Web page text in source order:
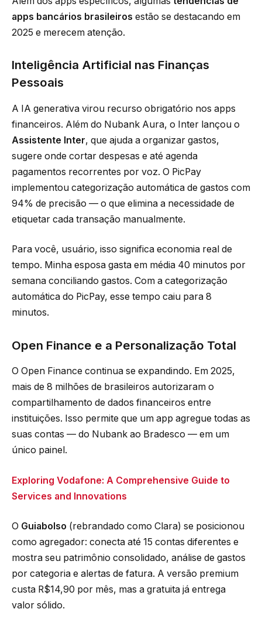
apps bancários brasileiros estão se destacando em
2025 e merecem atenção.
Inteligência Artificial nas Finanças
Pessoais
A IA generativa virou recurso obrigatório nos apps
financeiros. Além do Nubank Aura, o Inter lançou o
Assistente Inter, que ajuda a organizar gastos,
sugere onde cortar despesas e até agenda
pagamentos recorrentes por voz. O PicPay
implementou categorização automática de gastos com
94% de precisão — o que elimina a necessidade de
etiquetar cada transação manualmente.
Para você, usuário, isso significa economia real de
tempo. Minha esposa gasta em média 40 minutos por
semana conciliando gastos. Com a categorização
automática do PicPay, esse tempo caiu para 8
minutos.
Open Finance e a Personalização Total
O Open Finance continua se expandindo. Em 2025,
mais de 8 milhões de brasileiros autorizaram o
compartilhamento de dados financeiros entre
instituições. Isso permite que um app agregue todas as
suas contas — do Nubank ao Bradesco — em um
único painel.
Exploring Vodafone: A Comprehensive Guide to
Services and Innovations
O Guiabolso (rebrandado como Clara) se posicionou
como agregador: conecta até 15 contas diferentes e
mostra seu patrimônio consolidado, análise de gastos
por categoria e alertas de fatura. A versão premium
custa R$14,90 por mês, mas a gratuita já entrega
valor sólido.